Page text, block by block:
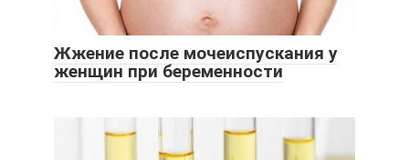
Жжение после мочеиспускания у
женщин при беременности